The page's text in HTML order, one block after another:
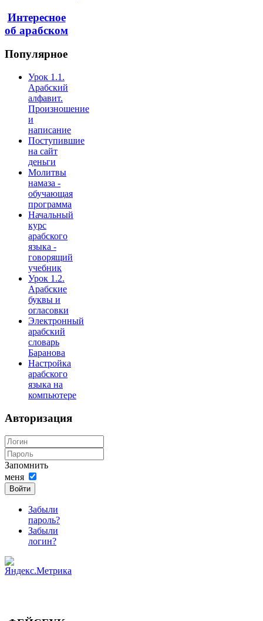
Интересное
об арабском
Популярное
Урок 1.1.
Арабский
алфавит.
Произношение
и
написание
Поступившие
на сайт
деньги
Молитвы
намаза -
обучающая
программа
Начальный
курс
арабского
языка -
говорящий
учебник
Урок 1.2.
Арабские
буквы и
огласовки
Электронный
арабский
словарь
Баранова
Настройка
арабского
языка на
компьютере
Авторизация
Запомнить
меня
Войти
Забыли
пароль?
Забыли
логин?